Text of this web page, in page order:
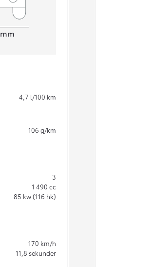
Från 324 900 kr
Toyota C-HR
HYBRID & LADDHYBRID
mm
4,7 l/100 km
106 g/km
3
1 490 cc
85 kw (116 hk)
170 km/h
11,8 sekunder